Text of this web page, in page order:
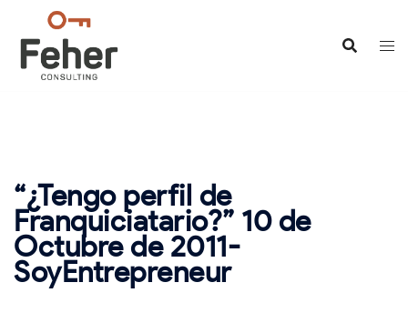
contenido
“¿Tengo perfil de
Franquiciatario?” 10 de
Octubre de 2011-
SoyEntrepreneur